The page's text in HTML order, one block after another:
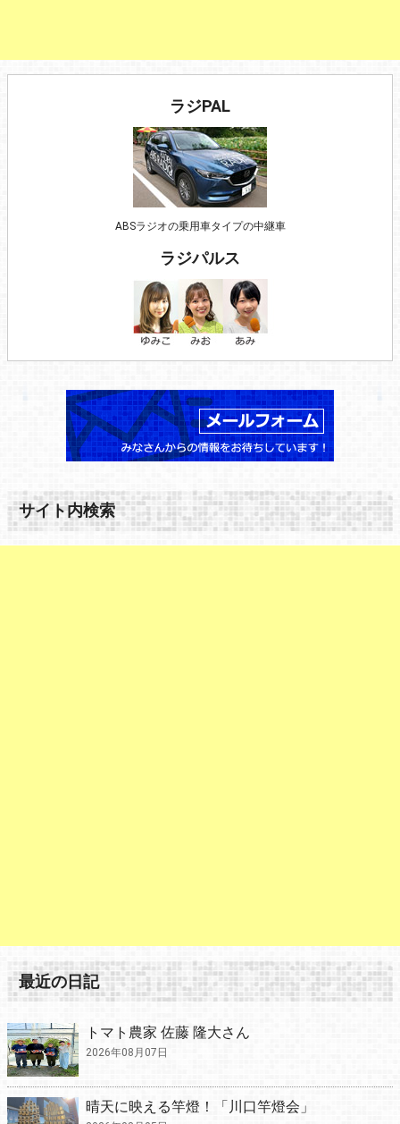
ラジPAL
ABSラジオの乗用車タイプの中継車
ラジパルス
サイト内検索
最近の日記
トマト農家 佐藤 隆大さん
2026年08月07日
晴天に映える竿燈！「川口竿燈会」